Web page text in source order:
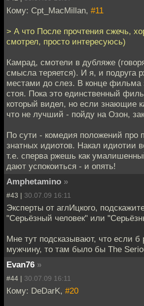
Кому: Cpt_MacMillan, #11
> А что После прочтения сжечь,
смотрел, просто интересуюсь)
Камрад, смотели в дубляже
смысла теряется). И я, и подруга
местами до слез. В конце фильма
стоя. Пока это единственный
который видел, но если знающие
что не лучший - пойду на Озон,
По сути - комедия положений про
знатных идиотов. Накал идиотии
т.е. сперва ржешь как
дают успокоиться - и опять!
Amphetamino »
#43 | 30.07.09 16:11
Эксперты от аглИцкого,
"Серьёзный человек" или
Мне тут подсказывают, что если б
мужчину, то там было бы The
Evan76 »
#44 | 30.07.09 16:11
Кому: DeDarK, #20